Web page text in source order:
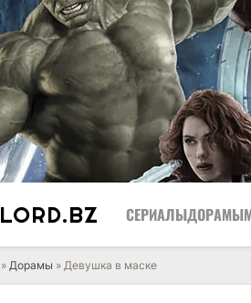
LORD.BZ СЕРИАЛЫДОРАМЫ
» Дорамы » Девушка в маске